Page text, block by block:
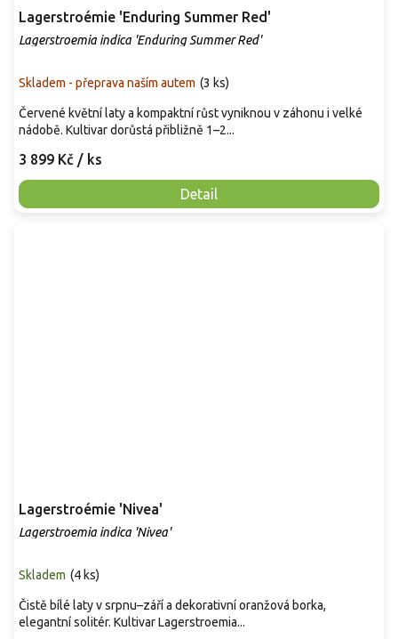
Lagerstroémie 'Enduring Summer Red'
Lagerstroemia indica 'Enduring Summer Red'
Skladem - přeprava naším autem (3 ks)
3 899 Kč / ks
Detail
Červené květní laty a kompaktní růst vyniknou v záhonu i velké
nádobě. Kultivar dorůstá přibližně 1–2...
Lagerstroémie 'Nivea'
Lagerstroemia indica 'Nivea'
Skladem (4 ks)
Čistě bílé laty v srpnu–září a dekorativní oranžová borka,
elegantní solitér. Kultivar Lagerstroemia...